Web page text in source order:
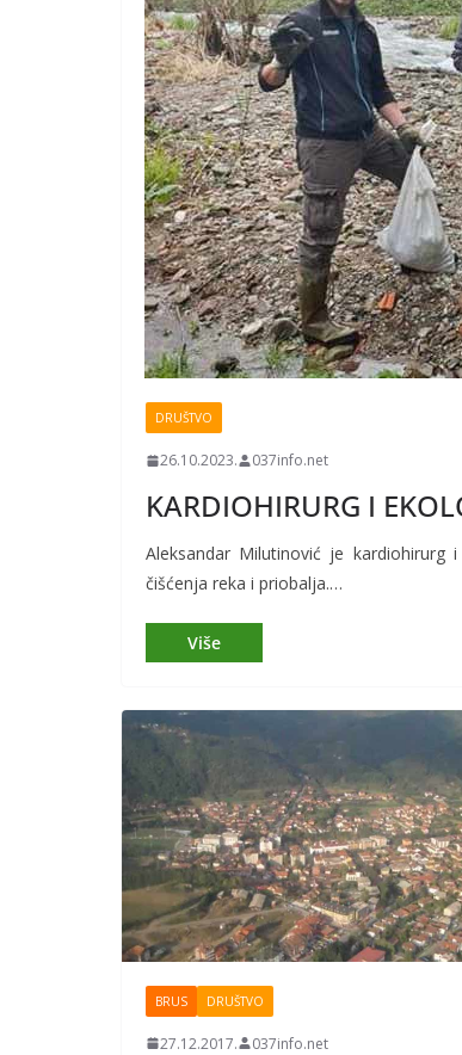
DRUŠTVO
26.10.2023. 037info.net
KARDIOHIRURG I
Aleksandar Milutinović je
čišćenja reka i priobalja.…
BRUS DRUŠTVO
27.12.2017. 037info.net